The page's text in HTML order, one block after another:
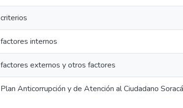
criterios
factores internos
factores externos y otros factores
Plan Anticorrupción y de Atención al Ciudadano